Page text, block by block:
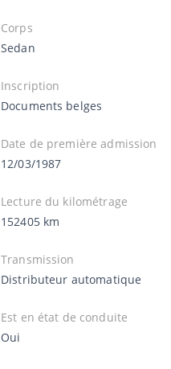
Corps
Sedan
Inscription
Documents belges
Date de première admission
12/03/1987
Lecture du kilométrage
152405 km
Transmission
Distributeur automatique
Est en état de conduite
Oui